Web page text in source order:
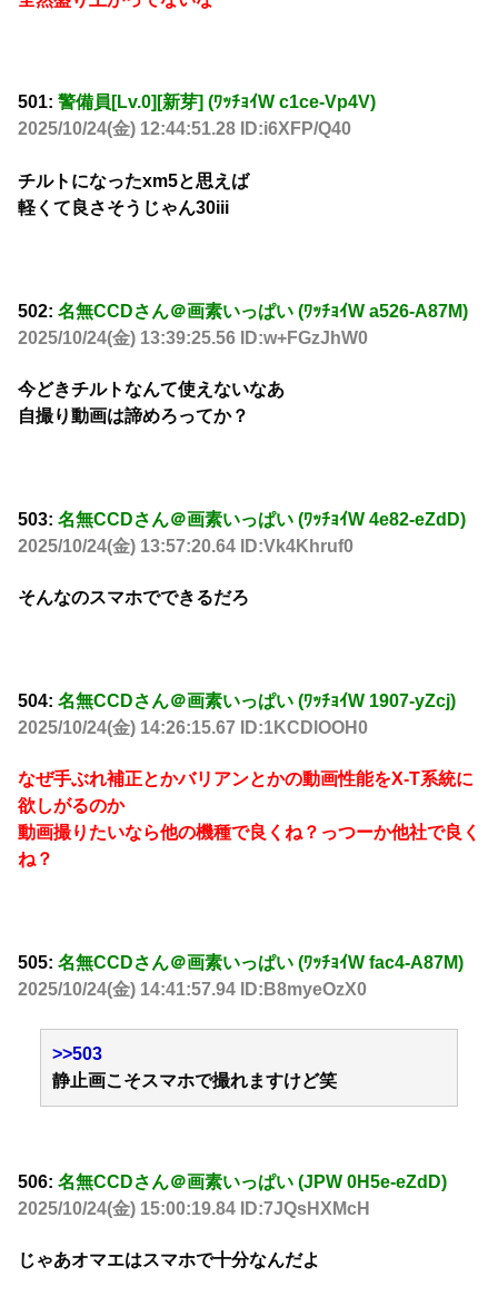
501: 警備員[Lv.0][新芽] (ﾜｯﾁｮｲW c1ce-Vp4V)
2025/10/24(金) 12:44:51.28 ID:i6XFP/Q40
チルトになったxm5と思えば
軽くて良さそうじゃん30iii
502: 名無CCDさん＠画素いっぱい (ﾜｯﾁｮｲW a526-A87M)
2025/10/24(金) 13:39:25.56 ID:w+FGzJhW0
今どきチルトなんて使えないなあ
自撮り動画は諦めろってか？
503: 名無CCDさん＠画素いっぱい (ﾜｯﾁｮｲW 4e82-eZdD)
2025/10/24(金) 13:57:20.64 ID:Vk4Khruf0
そんなのスマホでできるだろ
504: 名無CCDさん＠画素いっぱい (ﾜｯﾁｮｲW 1907-yZcj)
2025/10/24(金) 14:26:15.67 ID:1KCDlOOH0
なぜ手ぶれ補正とかバリアンとかの動画性能をX-T系統に
欲しがるのか
動画撮りたいなら他の機種で良くね？っつーか他社で良く
ね？
505: 名無CCDさん＠画素いっぱい (ﾜｯﾁｮｲW fac4-A87M)
2025/10/24(金) 14:41:57.94 ID:B8myeOzX0
>>503
静止画こそスマホで撮れますけど笑
506: 名無CCDさん＠画素いっぱい (JPW 0H5e-eZdD)
2025/10/24(金) 15:00:19.84 ID:7JQsHXMcH
じゃあオマエはスマホで十分なんだよ